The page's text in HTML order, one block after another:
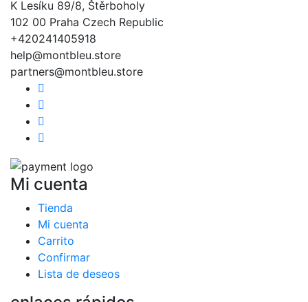
K Lesíku 89/8, Štěrboholy
102 00 Praha Czech Republic
+420241405918
help@montbleu.store
partners@montbleu.store
Mi cuenta
Tienda
Mi cuenta
Carrito
Confirmar
Lista de deseos